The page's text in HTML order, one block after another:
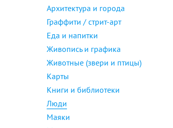
Архитектура и города
Граффити / стрит-арт
Еда и напитки
Живопись и графика
Животные (звери и птицы)
Карты
Книги и библиотеки
Люди
Маяки